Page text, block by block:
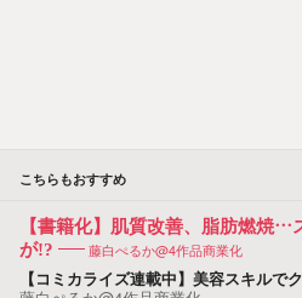
こちらもおすすめ
【書籍化】肌質改善、脂肪燃焼…
が!?
藤白ぺるか@4作品商業化
【コミカライズ連載中】美容スキルで